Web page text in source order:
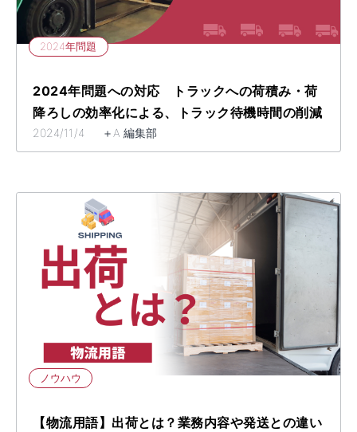
2024年問題
2024年問題への対応 トラックへの荷積み・荷
降ろしの効率化による、トラック待機時間の削減
2024/11/4 ＋A 編集部
ノウハウ
【物流用語】出荷とは？業務内容や発送との違い